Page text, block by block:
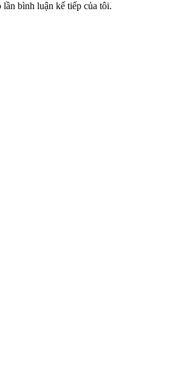
bình luận kế tiếp của tôi.